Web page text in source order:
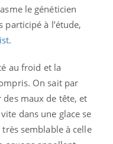
le généticien
participé à l’étude,
.
au froid et la
On sait par
maux de tête, et
dans une glace se
semblable à celle